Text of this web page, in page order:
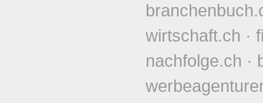
wirtschaft.ch ·
nachfolge.ch ·